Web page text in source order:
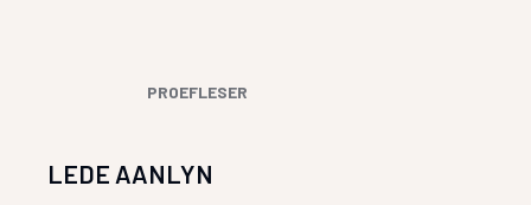
PROEFLESER
LEDE AANLYN